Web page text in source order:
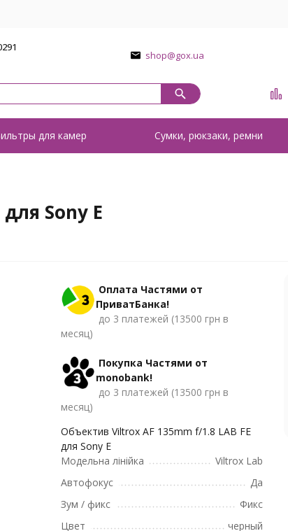
shop@gox.ua
для камер Сумки, рюкзаки, ремни
Sony E
Оплата Частями от
ПриватБанка!
до 3 платежей (13500 грн в
месяц)
Покупка Частями от
monobank!
до 3 платежей (13500 грн в
месяц)
Объектив Viltrox AF 135mm f/1.8 LAB FE
для Sony E
Модельна лінійка
Viltrox Lab
Автофокус
Да
Зум / фикс
Фикс
Цвет
черный